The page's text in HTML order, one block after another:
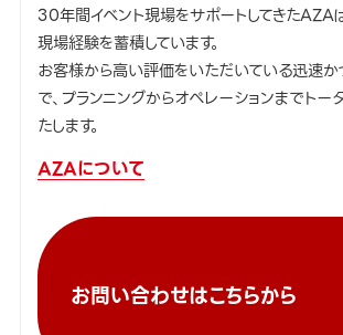
30年間イベント現場をサポートしてきたAZA
現場経験を蓄積しています。
お客様から高い評価をいただいている迅速
で、プランニングからオペレーションまでトー
たします。
AZAについて
お問い合わせはこちらから